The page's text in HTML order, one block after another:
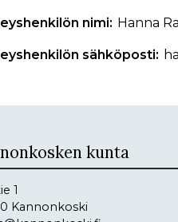
nimi Hanna
sähköposti
kunta
1
Kannonkoski